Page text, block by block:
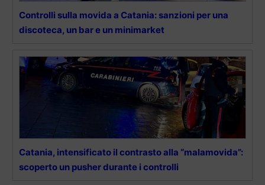
Controlli sulla movida a Catania: sanzioni per una
discoteca, un bar e un minimarket
Catania, intensificato il contrasto alla “malamovida”:
scoperto un pusher durante i controlli